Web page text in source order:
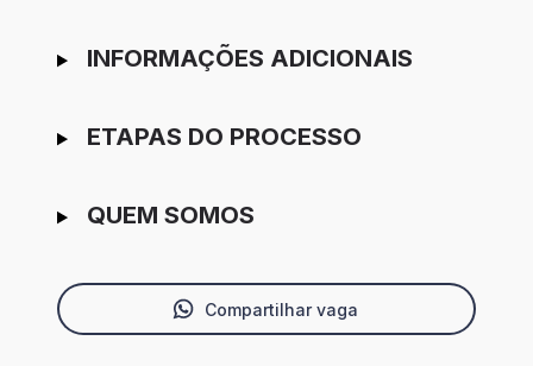
INFORMAÇÕES ADICIONAIS
ETAPAS DO PROCESSO
QUEM SOMOS
Compartilhar vaga